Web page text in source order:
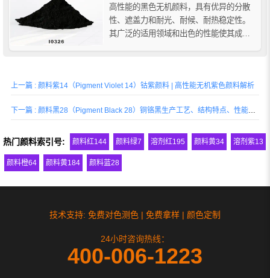
高性能的黑色无机颜料，具有优异的分散
性、遮盖力和耐光、耐候、耐热稳定性。
其广泛的适用领域和出色的性能使其成为
I0326钴黑颜料都能提供可靠和稳定的...
上一篇 : 颜料紫14（Pigment Violet 14）钴紫颜料 | 高性能无机紫色颜料解析
下一篇 : 颜料黑28（Pigment Black 28）铜铬黑生产工艺、结构特点、性能优势与应用解析
热门颜料索引号: 颜料红144 颜料绿7 溶剂红195 颜料黄34 溶剂紫13
颜料橙64 颜料黄184 颜料蓝28
技术支持: 免费对色测色 | 免费拿样 | 颜色定制
24小时咨询热线：
400-006-1223